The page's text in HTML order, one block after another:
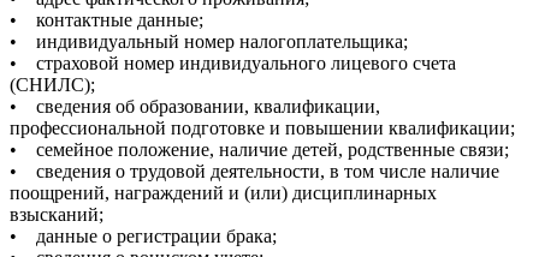
• контактные данные;
• индивидуальный номер налогоплательщика;
• страховой номер индивидуального лицевого счета
(СНИЛС);
• сведения об образовании, квалификации,
профессиональной подготовке и повышении квалификации;
• семейное положение, наличие детей, родственные связи;
• сведения о трудовой деятельности, в том числе наличие
поощрений, награждений и (или) дисциплинарных
взысканий;
• данные о регистрации брака;